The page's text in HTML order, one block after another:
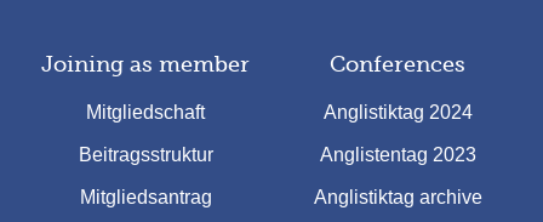
Joining as member
Mitgliedschaft
Beitragsstruktur
Mitgliedsantrag
Conferences
Anglistiktag 2024
Anglistentag 2023
Anglistiktag archive